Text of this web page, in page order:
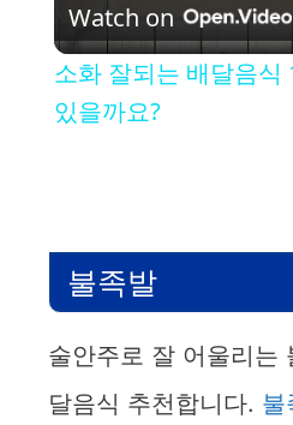
l
V
d
Watch on
소화 잘되는 배달음식
있을까요?
불족발
술안주로 잘 어울리는
달음식 추천합니다. 불